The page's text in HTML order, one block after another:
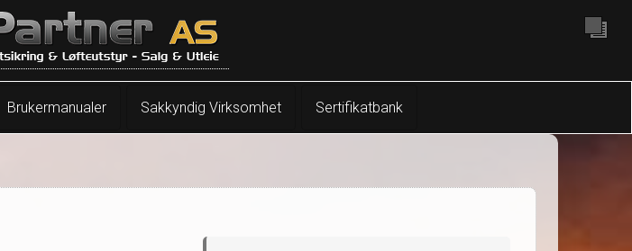
Brukermanualer Sakkyndig Virksomhet Sertifikatbank